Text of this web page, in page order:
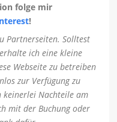
folge mir
!
Partnerseiten. Solltest
ich eine kleine
Webseite zu betreiben
zur Verfügung zu
keinerlei Nachteile am
mit der Buchung oder